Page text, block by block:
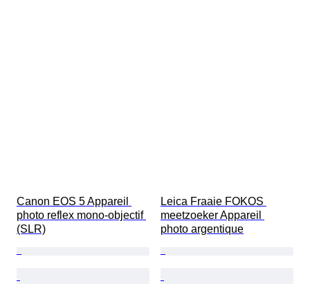
Canon EOS 5 Appareil
photo reflex mono-objectif
(SLR)
Leica Fraaie FOKOS
meetzoeker Appareil
photo argentique